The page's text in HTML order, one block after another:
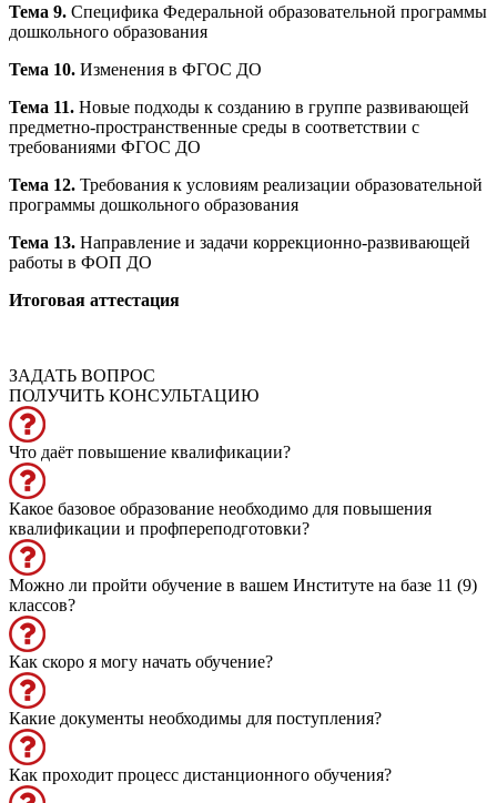
Тема 9. Специфика Федеральной образовательной программы
дошкольного образования
Тема 10. Изменения в ФГОС ДО
Тема 11. Новые подходы к созданию в группе развивающей
предметно-пространственные среды в соответствии с
требованиями ФГОС ДО
Тема 12. Требования к условиям реализации образовательной
программы дошкольного образования
Тема 13. Направление и задачи коррекционно-развивающей
работы в ФОП ДО
Итоговая аттестация
ЗАДАТЬ ВОПРОС
ПОЛУЧИТЬ КОНСУЛЬТАЦИЮ
Что даёт повышение квалификации?
Какое базовое образование необходимо для повышения
квалификации и профпереподготовки?
Можно ли пройти обучение в вашем Институте на базе 11 (9)
классов?
Как скоро я могу начать обучение?
Какие документы необходимы для поступления?
Как проходит процесс дистанционного обучения?